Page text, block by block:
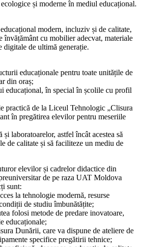
și moderne în mediul educațional.
modern, incluziv și de calitate,
învățământ cu mobilier adecvat, materiale
digitale de ultimă generație.
educaționale pentru toate unitățile de
din oraș;
educațional, în special în școlile cu profil
practică de la Liceul Tehnologic „Clisura
în pregătirea elevilor pentru meseriile
și laboratoarelor, astfel încât acestea să
de calitate și să faciliteze un mediu de
elevilor și cadrelor didactice din
de pe raza UAT Moldova
sunt:
la tehnologie modernă, resurse
de studiu îmbunătățite;
folosi metode de predare inovatoare,
educaționale;
Dunării, care va dispune de ateliere de
specifice pregătirii tehnice;